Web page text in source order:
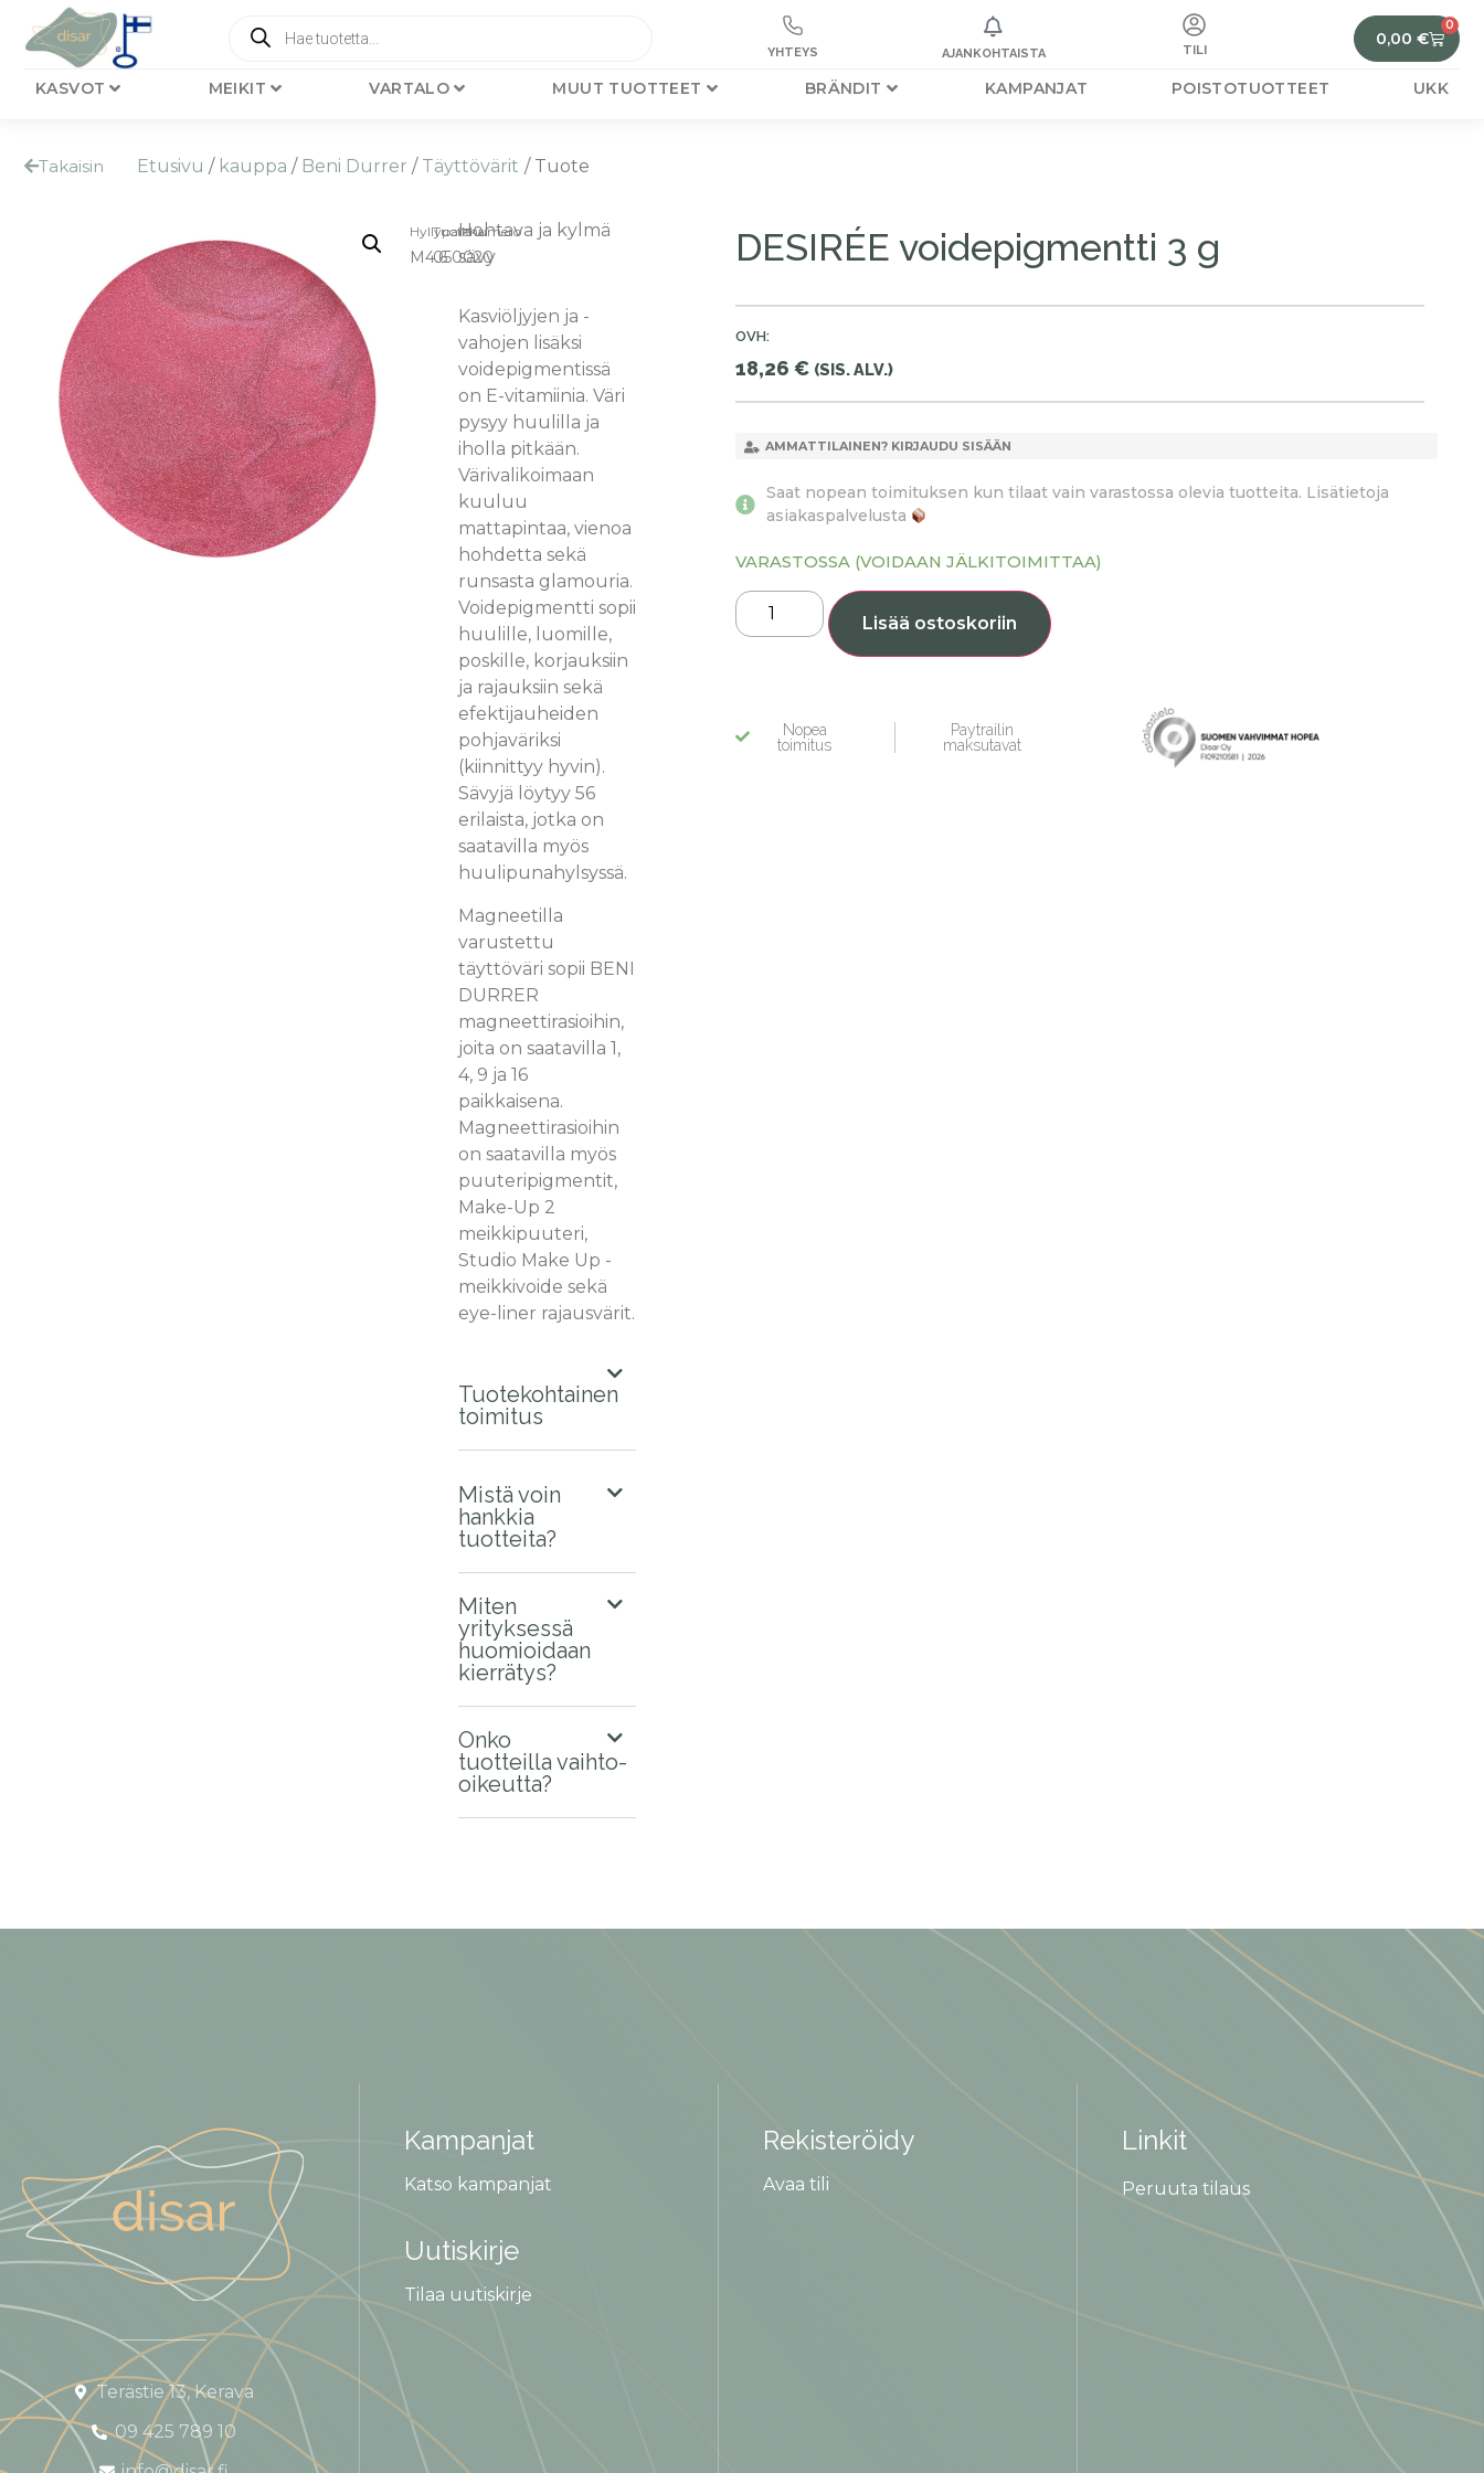
YHTEYS AJANKOHTAISTA TILI
0,00 €
0
KASVOT MEIKIT VARTALO MUUT TUOTTEET BRÄNDIT KAMPANJAT POISTOTUOTTEET UKK
Etusivu / kauppa / Beni Durrer / Täyttövärit / Tuote
Takaisin
Hyllypaikka:
M4.6
Tuotenumero
050020
Hohtava ja kylmä
sävy
Kasviöljyjen ja -
vahojen lisäksi
voidepigmentissä
on E-vitamiinia. Väri
pysyy huulilla ja
iholla pitkään.
Värivalikoimaan
kuuluu
mattapintaa, vienoa
hohdetta sekä
runsasta glamouria.
Voidepigmentti sopii
huulille, luomille,
poskille, korjauksiin
ja rajauksiin sekä
efektijauheiden
pohjaväriksi
(kiinnittyy hyvin).
Sävyjä löytyy 56
erilaista, jotka on
saatavilla myös
huulipunahylsyssä.
Magneetilla
varustettu
täyttöväri sopii BENI
DURRER
magneettirasioihin,
joita on saatavilla 1,
4, 9 ja 16
paikkaisena.
Magneettirasioihin
on saatavilla myös
puuteripigmentit,
Make-Up 2
meikkipuuteri,
Studio Make Up -
meikkivoide sekä
eye-liner rajausvärit.
Tuotekohtainen
toimitus
Mistä voin
hankkia
tuotteita?
Miten
yrityksessä
huomioidaan
kierrätys?
Onko
tuotteilla vaihto-
oikeutta?
DESIRÉE voidepigmentti 3 g
OVH:
18,26 € (SIS. ALV.)
AMMATTILAINEN? KIRJAUDU SISÄÄN
Saat nopean toimituksen kun tilaat vain varastossa olevia tuotteita. Lisätietoja
asiakaspalvelusta
VARASTOSSA (VOIDAAN JÄLKITOIMITTAA)
Lisää ostoskoriin
Nopea
toimitus
Paytrailin
maksutavat
Terästie 13, Kerava
09 425 789 10
Kampanjat
Katso kampanjat
Uutiskirje
Tilaa uutiskirje
Rekisteröidy
Avaa tili
Linkit
Peruuta tilaus